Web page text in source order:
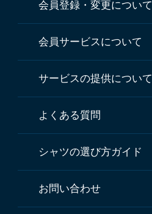
会員登録・変更について
会員サービスについて
サービスの提供について
よくある質問
シャツの選び方ガイド
お問い合わせ